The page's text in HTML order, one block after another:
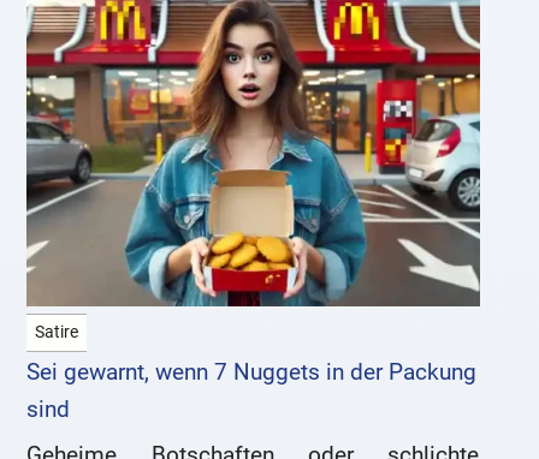
Satire
Sei gewarnt, wenn 7 Nuggets in der Packung
sind